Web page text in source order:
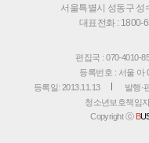
서울특별시 성동구 성
대표전화 : 1800-
편집국 : 070-4010-
등록번호 : 서울 아
등록일: 2013.11.13
발행·
청소년보호책임
Copyright ⓒ B